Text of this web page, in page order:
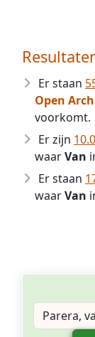
Er staan
Open
voorkomt.
Er zijn
waarVan
Er staan
waarVan